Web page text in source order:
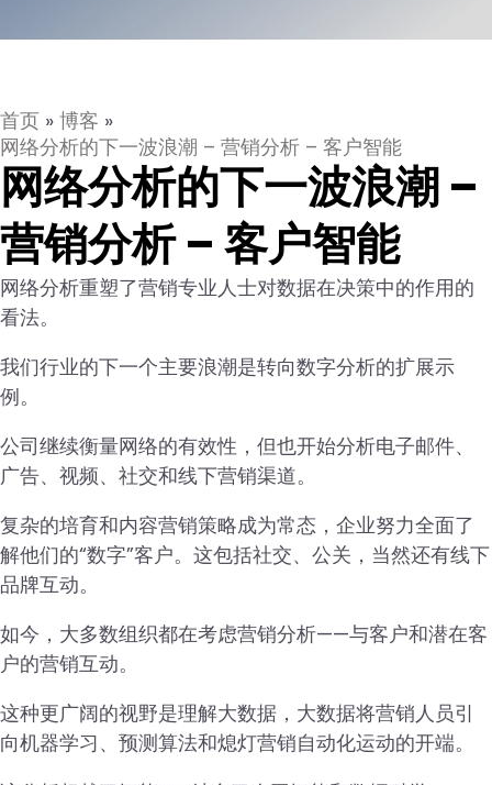
首页 » 博客 »
网络分析的下一波浪潮 – 营销分析 – 客户智能
网络分析的下一波浪潮 –
营销分析 – 客户智能
网络分析重塑了营销专业人士对数据在决策中的作用的
看法。
我们行业的下一个主要浪潮是转向数字分析的扩展示
例。
公司继续衡量网络的有效性，但也开始分析电子邮件、
广告、视频、社交和线下营销渠道。
复杂的培育和内容营销策略成为常态，企业努力全面了
解他们的“数字”客户。这包括社交、公关，当然还有线下
品牌互动。
如今，大多数组织都在考虑营销分析——与客户和潜在客
户的营销互动。
这种更广阔的视野是理解大数据，大数据将营销人员引
向机器学习、预测算法和熄灯营销自动化运动的开端。